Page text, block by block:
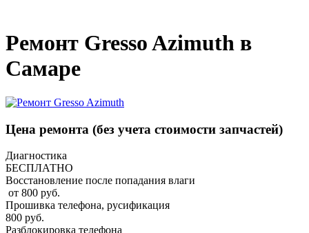
Ремонт Gresso Azimuth в
Самаре
Цена ремонта (без учета стоимости запчастей)
Диагностика
БЕСПЛАТНО
Восстановление после попадания влаги
от 800 руб.
Прошивка телефона, русификация
800 руб.
Разблокировка телефона